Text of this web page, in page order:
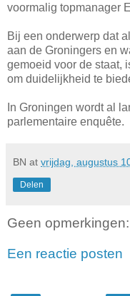
voormalig topmanager
Bij een onderwerp dat
aan de Groningers en
gemoeid voor de staat,
om duidelijkheid te
In Groningen wordt al
parlementaire enquête.
BN at vrijdag, augustus
Delen
Geen opmerkingen:
Een reactie posten